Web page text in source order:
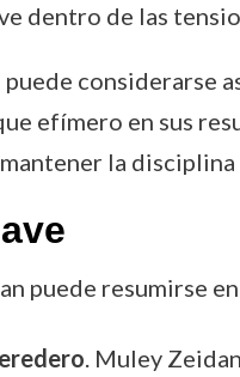
dentro de las
puede
efímero en sus
la
puede resumirse
. Muley